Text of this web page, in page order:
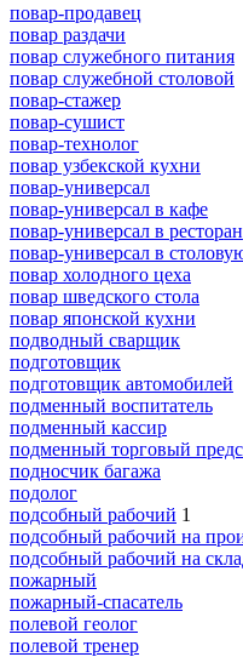
повар-продавец
повар раздачи
повар служебного питания
повар служебной столовой
повар-стажер
повар-сушист
повар-технолог
повар узбекской кухни
повар-универсал
повар-универсал в кафе
повар-универсал в ресторан
повар-универсал в
повар холодного цеха
повар шведского стола
повар японской кухни
подводный сварщик
подготовщик
подготовщик автомобилей
подменный воспитатель
подменный кассир
подменный торговый
подносчик багажа
подолог
подсобный рабочий 1
подсобный рабочий на
подсобный рабочий на
пожарный
пожарный-спасатель
полевой геолог
полевой тренер